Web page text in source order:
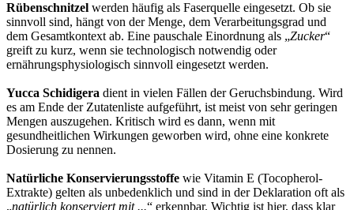
Rübenschnitzel werden häufig als Faserquelle eingesetzt. Ob sie
sinnvoll sind, hängt von der Menge, dem Verarbeitungsgrad und
dem Gesamtkontext ab. Eine pauschale Einordnung als „Zucker“
greift zu kurz, wenn sie technologisch notwendig oder
ernährungsphysiologisch sinnvoll eingesetzt werden.
Yucca Schidigera dient in vielen Fällen der Geruchsbindung. Wird
es am Ende der Zutatenliste aufgeführt, ist meist von sehr geringen
Mengen auszugehen. Kritisch wird es dann, wenn mit
gesundheitlichen Wirkungen geworben wird, ohne eine konkrete
Dosierung zu nennen.
Natürliche Konservierungsstoffe wie Vitamin E (Tocopherol-
Extrakte) gelten als unbedenklich und sind in der Deklaration oft als
„natürlich konserviert mit ...“ erkennbar. Wichtig ist hier, dass klar